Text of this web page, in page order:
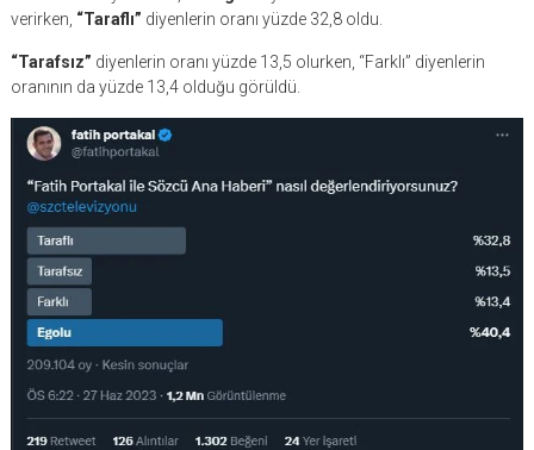
verirken, “Taraflı” diyenlerin oranı yüzde 32,8 oldu.
“Tarafsız” diyenlerin oranı yüzde 13,5 olurken, “Farklı” diyenlerin
oranının da yüzde 13,4 olduğu görüldü.